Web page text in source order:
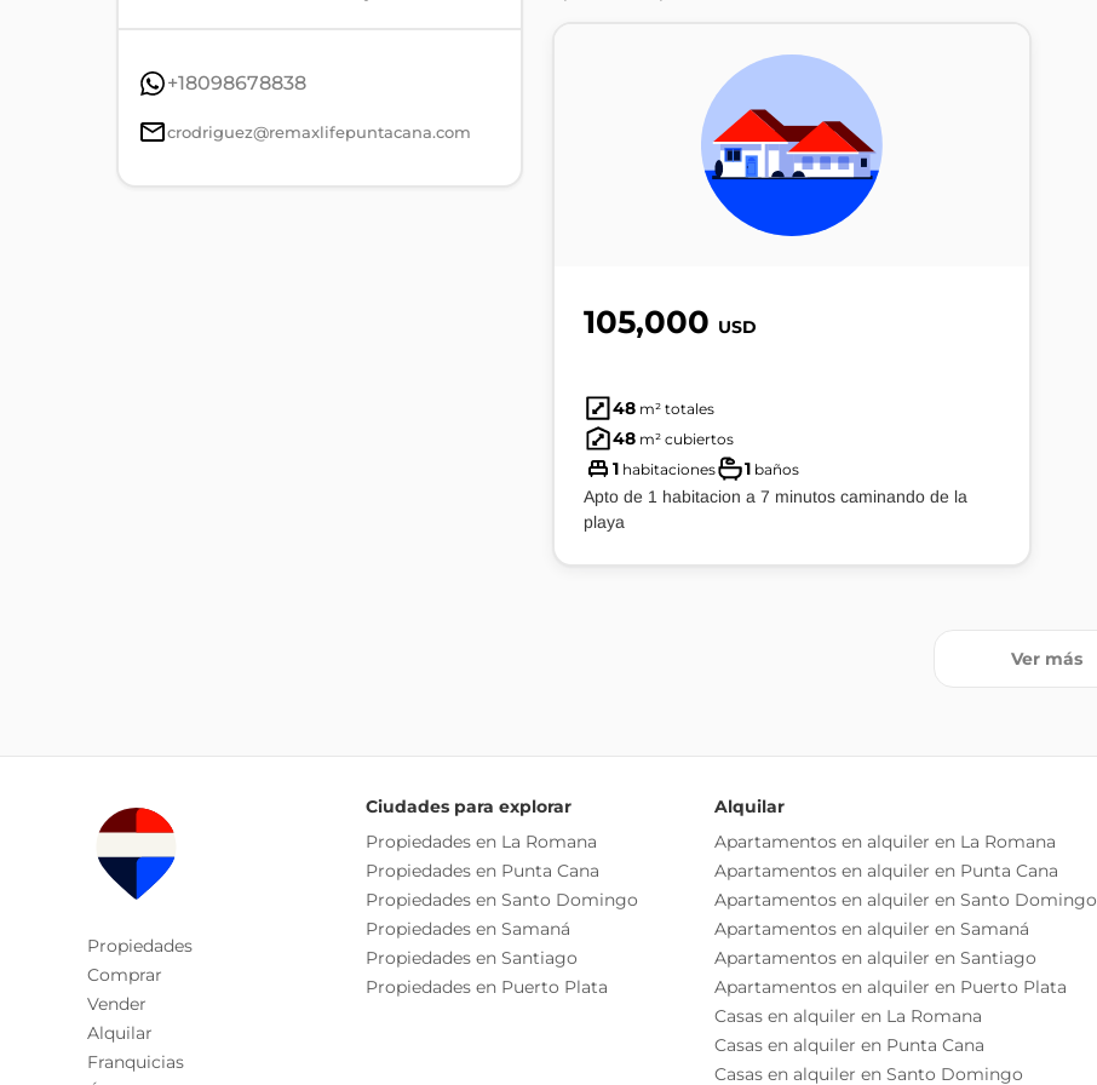
+18098678838
crodriguez@remaxlifepuntacana.com
105,000 USD
48 m² totales
48 m² cubiertos
1 habitaciones 1 baños
Apto de 1 habitacion a 7 minutos caminando de la
playa
Ver más
Propiedades
Comprar
Vender
Alquilar
Franquicias
Ciudades para explorar
Propiedades en La Romana
Propiedades en Punta Cana
Propiedades en Santo Domingo
Propiedades en Samaná
Propiedades en Santiago
Propiedades en Puerto Plata
Alquilar
Apartamentos en alquiler en La Romana
Apartamentos en alquiler en Punta Cana
Apartamentos en alquiler en Santo Domingo
Apartamentos en alquiler en Samaná
Apartamentos en alquiler en Santiago
Apartamentos en alquiler en Puerto Plata
Casas en alquiler en La Romana
Casas en alquiler en Punta Cana
Casas en alquiler en Santo Domingo